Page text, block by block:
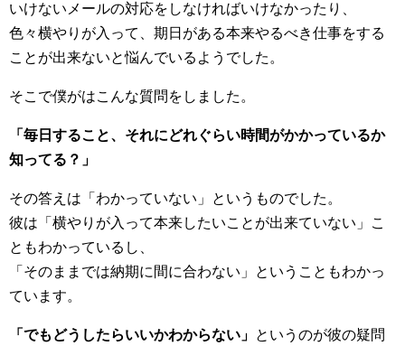
いけないメールの対応をしなければいけなかったり、
色々横やりが入って、期日がある本来やるべき仕事をする
ことが出来ないと悩んでいるようでした。
そこで僕がはこんな質問をしました。
「毎日すること、それにどれぐらい時間がかかっているか
知ってる？」
その答えは「わかっていない」というものでした。
彼は「横やりが入って本来したいことが出来ていない」こ
ともわかっているし、
「そのままでは納期に間に合わない」ということもわかっ
ています。
「でもどうしたらいいかわからない」 というのが彼の疑問